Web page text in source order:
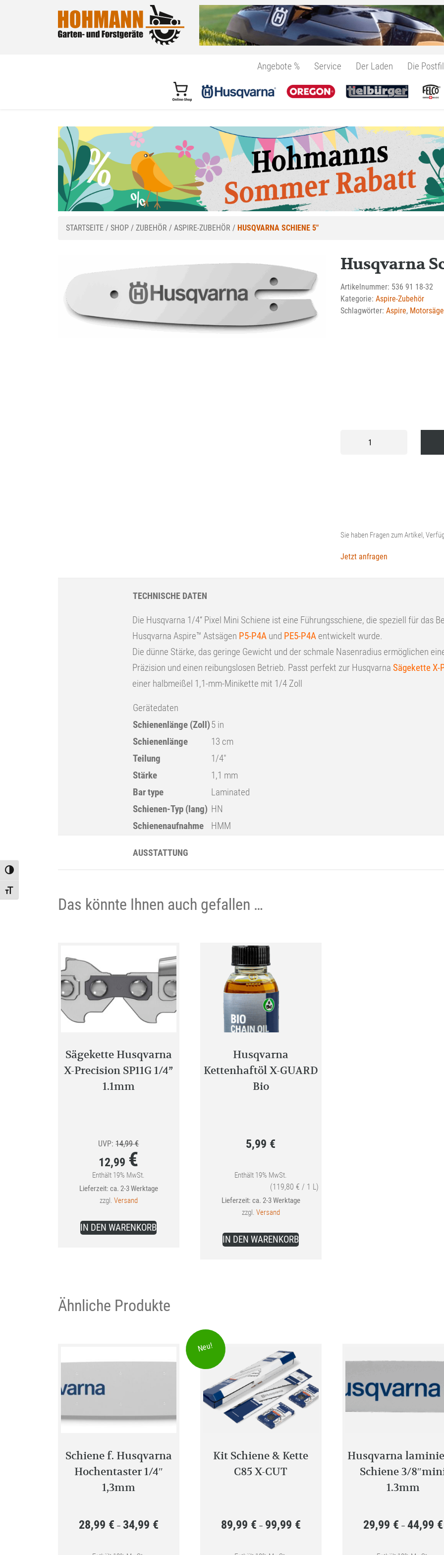
Toggle High Contrast
Toggle Font size
Angebote % Service Der Laden Die
STARTSEITE / SHOP / ZUBEHÖR / ASPIRE-ZUBEHÖR / HUSQVARNA SCHIENE 5″
Husqvarna
Artikelnummer: 536 91 18-32
Kategorie: Aspire-Zubehör
Schlagwörter: Aspire,
Sie haben Fragen zum Artikel,
Jetzt anfragen
TECHNISCHE DATEN
Die Husqvarna 1/4“ Pixel Mini Schiene ist eine Führungsschiene, die speziell für das
Husqvarna Aspire™ Astsägen P5-P4A und PE5-P4A entwickelt wurde.
Die dünne Stärke, das geringe Gewicht und der schmale Nasenradius ermöglichen
Präzision und einen reibungslosen Betrieb. Passt perfekt zur Husqvarna Sägekette X-
einer halbmeißel 1,1-mm-Minikette mit 1/4 Zoll
Gerätedaten
Schienenlänge (Zoll)5 in
Schienenlänge
13 cm
Teilung
1/4″
Stärke
1,1 mm
Bar type
Laminated
Schienen-Typ (lang) HN
Schienenaufnahme
HMM
AUSSTATTUNG
Das könnte Ihnen auch gefallen …
Sägekette Husqvarna
X-Precision SP11G 1/4”
1.1mm
UVP: 14,99€Ursprünglicher
war:
14,99 €
12,99 €
Aktueller
Preis
12,99 €.
Enthält 19% MwSt.
Lieferzeit: ca. 2-3 Werktage
zzgl. Versand
IN DEN WARENKORB
Husqvarna
Kettenhaftöl X-GUARD
Bio
5,99 €
Enthält 19% MwSt.
(119,80 € / 1 L)
Lieferzeit: ca. 2-3 Werktage
zzgl. Versand
IN DEN WARENKORB
Ähnliche Produkte
Schiene f. Husqvarna
Hochentaster 1/4″
1,3mm
28,99 € – 34,99 €Preisspanne:
Neu!
Kit Schiene & Kette
C85 X-CUT
89,99 € – 99,99 €Preisspanne:
Husqvarna
Schiene 3/
1.3mm
29,99 € – 44,99 €